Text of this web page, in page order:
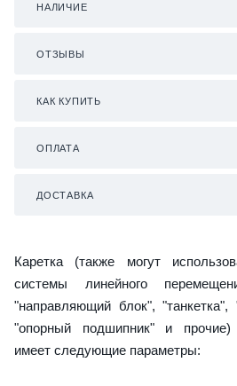
НАЛИЧИЕ
ОТЗЫВЫ
КАК КУПИТЬ
ОПЛАТА
ДОСТАВКА
Каретка (также могут
системы линейного
"направляющий блок",
"опорный подшипник" и прочие)
имеет следующие параметры: